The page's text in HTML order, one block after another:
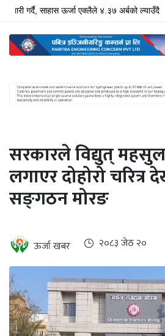
पेट्रोलियम
अन्तर्राष्ट्रिय
ऊर्जा
दक्षता
खबर
हरित
हाइड्रोजन
सम्पादकीय
पर्यटन
भिडियो
साहास ऊर्जा एक्लैले ४.३७ अर्बको ल्याउँदै
सरकारले विद्युत्
लगाएर दोहोरो चरित्र
सङ्‌गठन मोरङ
ऊर्जा खबर २०८३ जेठ २०